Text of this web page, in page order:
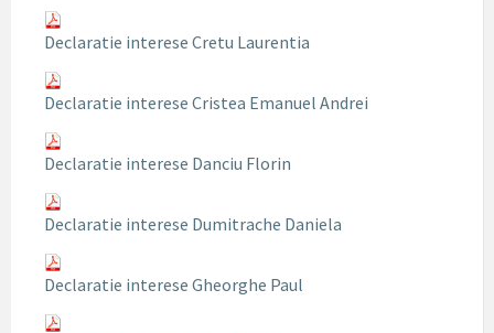
Declaratie interese Cretu Laurentia
Declaratie interese Cristea Emanuel Andrei
Declaratie interese Danciu Florin
Declaratie interese Dumitrache Daniela
Declaratie interese Gheorghe Paul